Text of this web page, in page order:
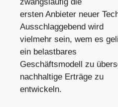
ersten Anbieter neuer
Ausschlaggebend wird
vielmehr sein, wem es
ein belastbares
Geschäftsmodell zu
nachhaltige Erträge zu
entwickeln.